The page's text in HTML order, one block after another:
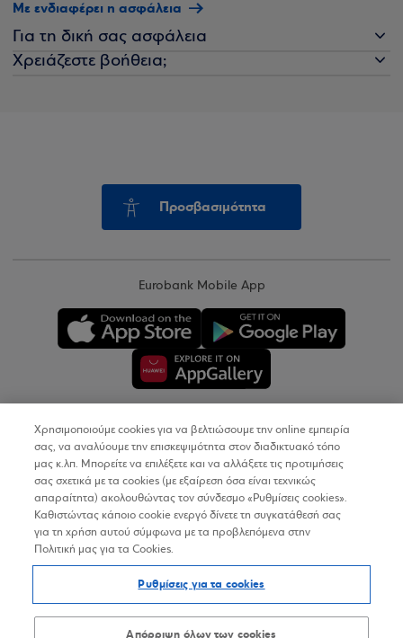
Με ενδιαφέρει η ασφάλεια
Για τη δική σας ασφάλεια
Χρειάζεστε βοήθεια;
Προσβασιμότητα
Eurobank Mobile App
Copyright © 2026
Όροι Χρήσης
Προσωπικά Δεδομένα στον Διαδικτυακό Τόπο
Δήλωση Προσβασιμότητας
Sitemap
Χρησιμοποιούμε cookies για να βελτιώσουμε την online εμπειρία
σας, να αναλύουμε την επισκεψιμότητα στον διαδικτυακό τόπο
μας κ.λπ. Μπορείτε να επιλέξετε και να αλλάξετε τις προτιμήσεις
σας σχετικά με τα cookies (με εξαίρεση όσα είναι τεχνικώς
απαραίτητα) ακολουθώντας τον σύνδεσμο «Ρυθμίσεις cookies».
Καθιστώντας κάποιο cookie ενεργό δίνετε τη συγκατάθεσή σας
για τη χρήση αυτού σύμφωνα με τα προβλεπόμενα στην
Πολιτική μας για τα Cookies.
Ρυθμίσεις για τα cookies
Απόρριψη όλων των cookies